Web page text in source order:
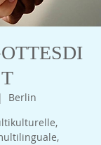
Berlin